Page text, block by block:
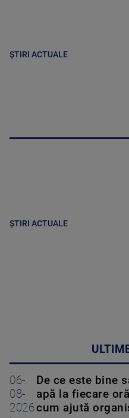
ȘTIRI ACTUALE
ȘTIRI ACTUALE
06-
08-
2026
De ce este bine
apă la fiecare
cum ajută